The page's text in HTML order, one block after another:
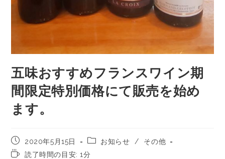
五味おすすめフランスワイン期
間限定特別価格にて販売を始め
ます。
2020年5月15日 お知らせ /
その他
読了時間の目安: 1分